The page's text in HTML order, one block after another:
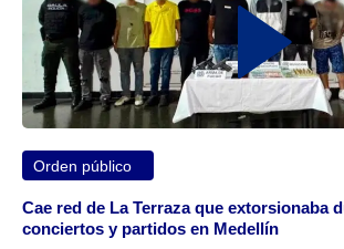
Orden público
Cae red de La Terraza que extorsionaba
conciertos y partidos en Medellín